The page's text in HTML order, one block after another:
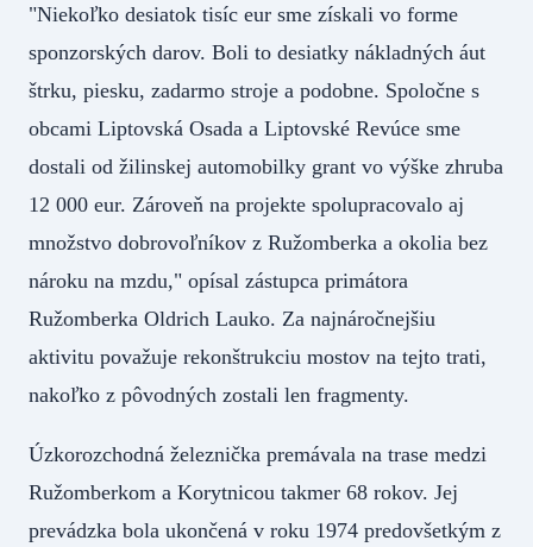
"Niekoľko desiatok tisíc eur sme získali vo forme
sponzorských darov. Boli to desiatky nákladných áut
štrku, piesku, zadarmo stroje a podobne. Spoločne s
obcami Liptovská Osada a Liptovské Revúce sme
dostali od žilinskej automobilky grant vo výške zhruba
12 000 eur. Zároveň na projekte spolupracovalo aj
množstvo dobrovoľníkov z Ružomberka a okolia bez
nároku na mzdu," opísal zástupca primátora
Ružomberka Oldrich Lauko. Za najnáročnejšiu
aktivitu považuje rekonštrukciu mostov na tejto trati,
nakoľko z pôvodných zostali len fragmenty.
Úzkorozchodná železnička premávala na trase medzi
Ružomberkom a Korytnicou takmer 68 rokov. Jej
prevádzka bola ukončená v roku 1974 predovšetkým z